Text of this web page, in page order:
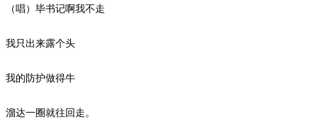
（唱）毕书记啊我不走
我只出来露个头
我的防护做得牛
溜达一圈就往回走。